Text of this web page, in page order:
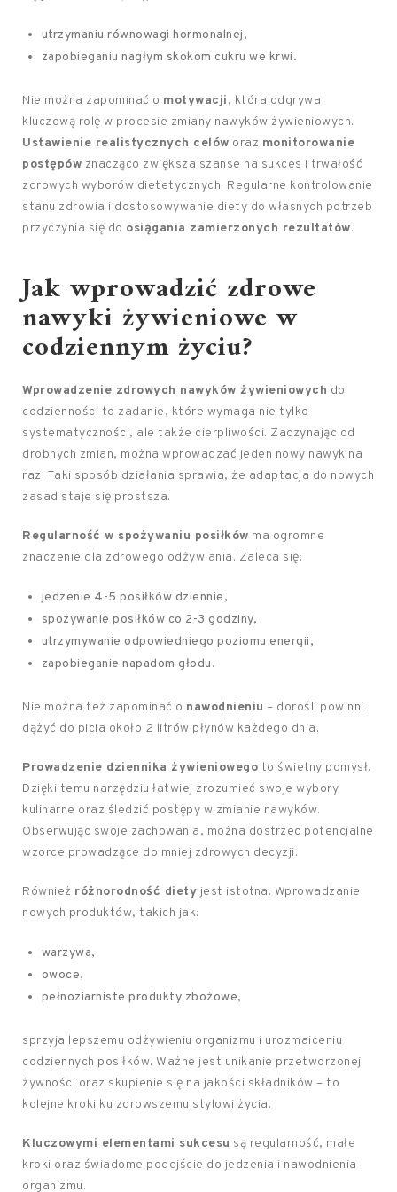
utrzymaniu równowagi hormonalnej,
zapobieganiu nagłym skokom cukru we krwi.
Nie można zapominać o motywacji, która odgrywa
kluczową rolę w procesie zmiany nawyków żywieniowych.
Ustawienie realistycznych celów oraz monitorowanie
postępów znacząco zwiększa szanse na sukces i trwałość
zdrowych wyborów dietetycznych. Regularne kontrolowanie
stanu zdrowia i dostosowywanie diety do własnych potrzeb
przyczynia się do osiągania zamierzonych rezultatów.
Jak wprowadzić zdrowe
nawyki żywieniowe w
codziennym życiu?
Wprowadzenie zdrowych nawyków żywieniowych do
codzienności to zadanie, które wymaga nie tylko
systematyczności, ale także cierpliwości. Zaczynając od
drobnych zmian, można wprowadzać jeden nowy nawyk na
raz. Taki sposób działania sprawia, że adaptacja do nowych
zasad staje się prostsza.
Regularność w spożywaniu posiłków ma ogromne
znaczenie dla zdrowego odżywiania. Zaleca się:
jedzenie 4-5 posiłków dziennie,
spożywanie posiłków co 2-3 godziny,
utrzymywanie odpowiedniego poziomu energii,
zapobieganie napadom głodu.
Nie można też zapominać o nawodnieniu – dorośli powinni
dążyć do picia około 2 litrów płynów każdego dnia.
Prowadzenie dziennika żywieniowego to świetny pomysł.
Dzięki temu narzędziu łatwiej zrozumieć swoje wybory
kulinarne oraz śledzić postępy w zmianie nawyków.
Obserwując swoje zachowania, można dostrzec potencjalne
wzorce prowadzące do mniej zdrowych decyzji.
Również różnorodność diety jest istotna. Wprowadzanie
nowych produktów, takich jak:
warzywa,
owoce,
pełnoziarniste produkty zbożowe,
sprzyja lepszemu odżywieniu organizmu i urozmaiceniu
codziennych posiłków. Ważne jest unikanie przetworzonej
żywności oraz skupienie się na jakości składników – to
kolejne kroki ku zdrowszemu stylowi życia.
Kluczowymi elementami sukcesu są regularność, małe
kroki oraz świadome podejście do jedzenia i nawodnienia
organizmu.